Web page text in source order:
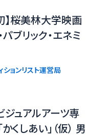
】桜美林大学映画
ブリック・エネミ
ションリスト運営局
ジュアルアーツ専
しあい」（仮） 男